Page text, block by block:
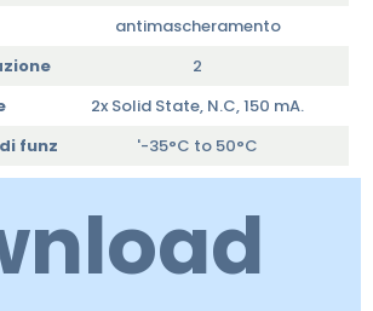
antimascheramento
2
2x Solid State, N.C, 150 mA.
funz
'-35°C to 50°C